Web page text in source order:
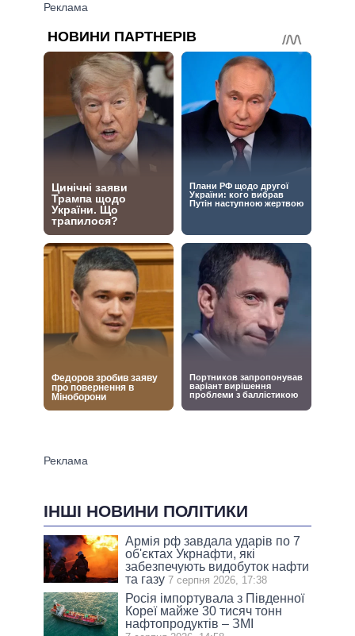
ІНШІ НОВИНИ ПОЛІТИКИ
Армія рф завдала ударів по 7
об'єктах Укрнафти, які
забезпечують видобуток нафти
та газу 7 серпня 2026, 17:38
Росія імпортувала з Південної
Кореї майже 30 тисяч тонн
нафтопродуктів – ЗМІ